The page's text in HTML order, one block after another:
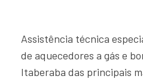
Assistência técnica
de aquecedores a gás e
Itaberaba das principais